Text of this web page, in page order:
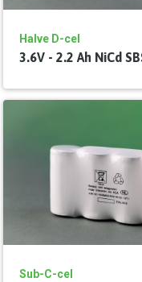
Halve D-cel
3.6V - 2.2 Ah NiCd
Sub-C-cel